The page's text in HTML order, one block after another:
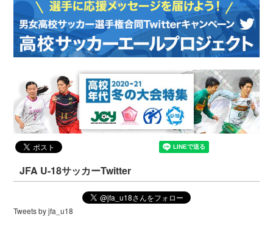
JFA U-18サッカーTwitter
Tweets by jfa_u18